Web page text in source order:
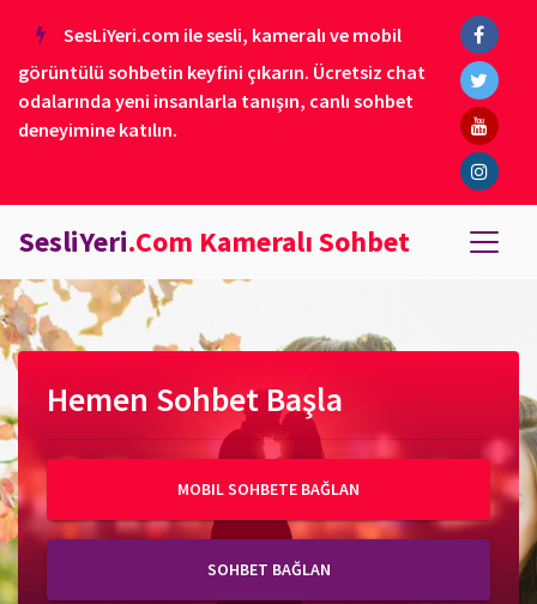
SesLiYeri.com ile sesli, kameralı ve mobil
görüntülü sohbetin keyfini çıkarın. Ücretsiz chat
odalarında yeni insanlarla tanışın, canlı sohbet
deneyimine katılın.
SesliYeri.Com Kameralı Sohbet
Hemen Sohbet Başla
MOBIL SOHBETE BAĞLAN
SOHBET BAĞLAN